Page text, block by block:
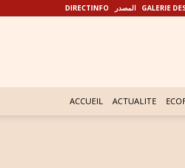
DIRECTINFO المصدر GALERIE
ACCUEIL ACTUALITE